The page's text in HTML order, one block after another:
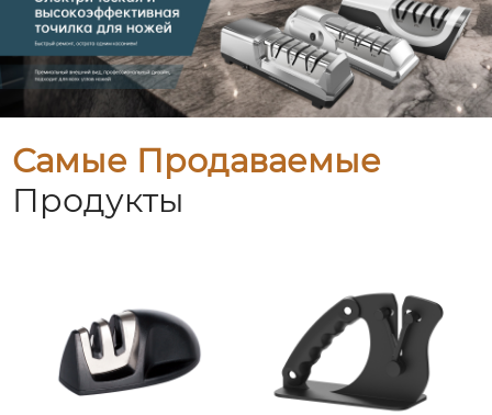
Самые Продаваемые
Продукты